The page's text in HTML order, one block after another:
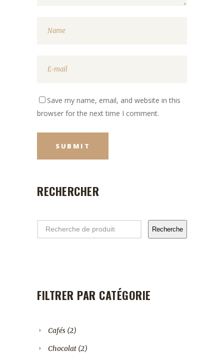
Save my name, email, and website in this
browser for the next time I comment.
RECHERCHER
Search Recherche
FILTRER PAR CATÉGORIE
Cafés 22
produits
Chocolat 22